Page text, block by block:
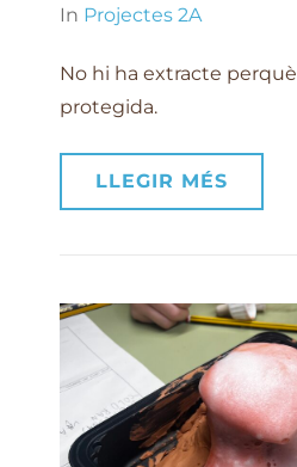
In Projectes 2A
No hi ha extracte
protegida.
LLEGIR MÉS